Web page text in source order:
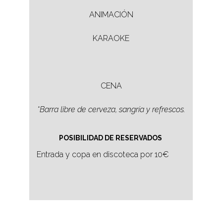
ANIMACIÓN
KARAOKE
CENA
*Barra libre de cerveza, sangría y refrescos.
POSIBILIDAD DE RESERVADOS
Entrada y copa en discoteca por 10€